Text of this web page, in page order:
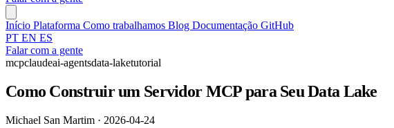
Início Plataforma Como trabalhamos Blog Documentação GitHub
PT EN ES
Falar com a gente
mcpclaudeai-agentsdata-laketutorial
Como Construir um Servidor MCP para Seu Data Lake
Michael San Martim · 2026-04-24